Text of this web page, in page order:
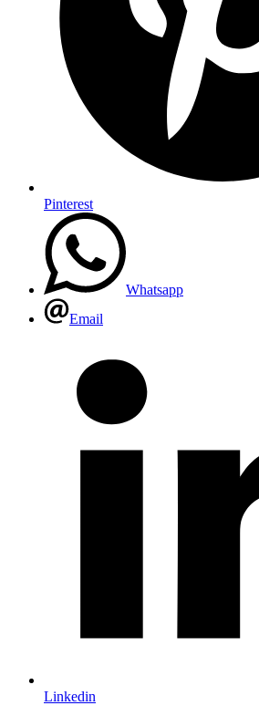
Pinterest
Whatsapp
Email
Linkedin